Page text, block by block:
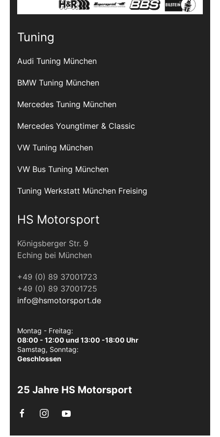
Tuning
Audi Tuning München
BMW Tuning München
Mercedes Tuning München
Mercedes Youngtimer & Classic
VW Tuning München
VW Bus Tuning München
Tuning Werkstatt München Freising
HS Motorsport
Königsberger Str. 9
Eching bei München
+49 (0) 89 37001723
+49 (0) 89 37001725
info@hsmotorsport.de
Montag - Freitag:
08:00 - 12:00 und 13:00 -18:00 Uhr
Samstag, Sonntag:
Geschlossen
25 Jahre HS Motorsport